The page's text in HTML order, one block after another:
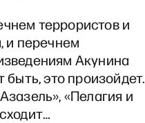
террористов и
и перечнем
Акунина
это произойдет.
«Пелагия и